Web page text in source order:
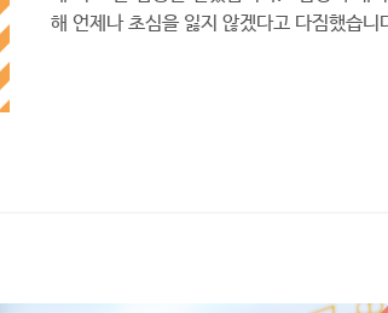
해 언제나 초심을 잃지 않겠다고 다짐했습니